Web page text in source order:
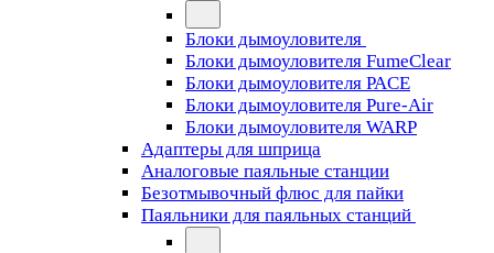
Блоки дымоуловителя
Блоки дымоуловителя FumeClear
Блоки дымоуловителя PACE
Блоки дымоуловителя Pure-Air
Блоки дымоуловителя WARP
Адаптеры для шприца
Аналоговые паяльные станции
Безотмывочный флюс для пайки
Паяльники для паяльных станций